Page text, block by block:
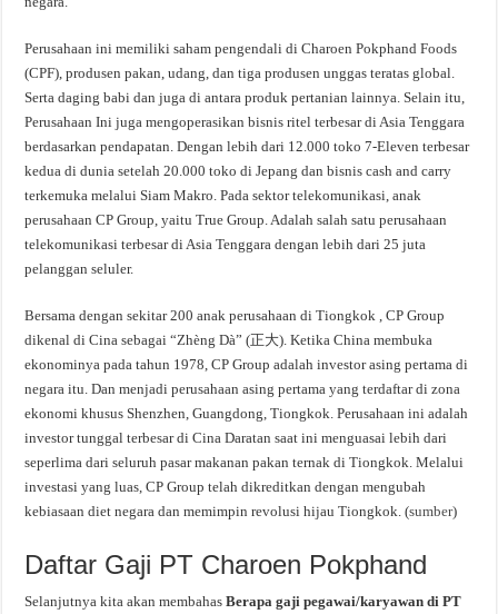
Perusahaan ini memiliki saham pengendali di Charoen Pokphand Foods
(CPF), produsen pakan, udang, dan tiga produsen unggas teratas global.
Serta daging babi dan juga di antara produk pertanian lainnya. Selain itu,
Perusahaan Ini juga mengoperasikan bisnis ritel terbesar di Asia Tenggara
berdasarkan pendapatan. Dengan lebih dari 12.000 toko 7-Eleven terbesar
kedua di dunia setelah 20.000 toko di Jepang dan bisnis cash and carry
terkemuka melalui Siam Makro. Pada sektor telekomunikasi, anak
perusahaan CP Group, yaitu True Group. Adalah salah satu perusahaan
telekomunikasi terbesar di Asia Tenggara dengan lebih dari 25 juta
pelanggan seluler.
Bersama dengan sekitar 200 anak perusahaan di Tiongkok , CP Group
dikenal di Cina sebagai “Zhèng Dà” (正大). Ketika China membuka
ekonominya pada tahun 1978, CP Group adalah investor asing pertama di
negara itu. Dan menjadi perusahaan asing pertama yang terdaftar di zona
ekonomi khusus Shenzhen, Guangdong, Tiongkok. Perusahaan ini adalah
investor tunggal terbesar di Cina Daratan saat ini menguasai lebih dari
seperlima dari seluruh pasar makanan pakan ternak di Tiongkok. Melalui
investasi yang luas, CP Group telah dikreditkan dengan mengubah
kebiasaan diet negara dan memimpin revolusi hijau Tiongkok. (sumber)
Daftar Gaji PT Charoen Pokphand
Selanjutnya kita akan membahasBerapa gaji pegawai/karyawan di PT